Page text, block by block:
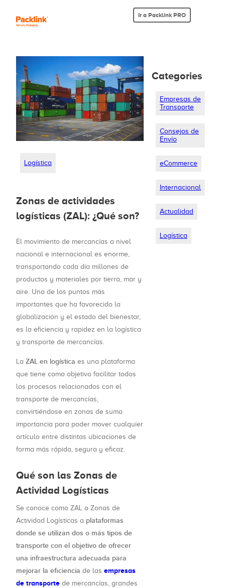
Ir a Packlink PRO
Logística
Zonas de actividades
logísticas (ZAL): ¿Qué son?
El movimiento de mercancías a nivel
nacional e internacional es enorme,
transportando cada día millones de
productos y materiales por tierra, mar y
aire. Una de los puntos más
importantes que ha favorecido la
globalización y el estado del bienestar,
es la eficiencia y rapidez en la logística
y transporte de mercancías.
La ZAL en logística es una plataforma
que tiene como objetivo facilitar todos
los procesos relacionados con el
transporte de mercancías,
convirtiéndose en zonas de suma
importancia para poder mover cualquier
artículo entre distintas ubicaciones de
forma más rápida, segura y eficaz.
Qué son las Zonas de
Actividad Logísticas
Se conoce como ZAL o Zonas de
Actividad Logísticas a plataformas
donde se utilizan dos o más tipos de
transporte con el objetivo de ofrecer
una infraestructura adecuada para
mejorar la eficiencia de las empresas
de transporte de mercancías, grandes
Categories
Empresas de
Transporte
Consejos de
Envío
eCommerce
Internacional
Actualidad
Logística